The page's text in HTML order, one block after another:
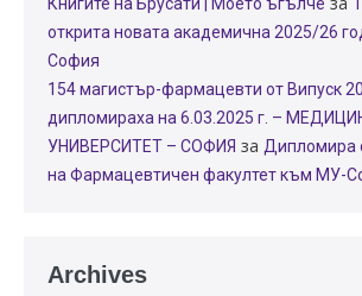
Книгите на Брусати | Моето ъгълче
открита новата академична 2025/26
София
154 магистър-фармацевти от Випуск
дипломираха на 6.03.2025 г. –
УНИВЕРСИТЕТ – СОФИЯ за Дипломира
на Фармацевтичен факултет към МУ-
Archives